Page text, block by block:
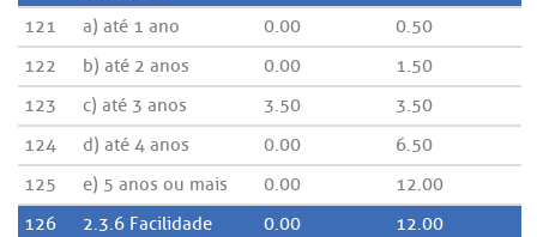
121 a) até 1 ano 0.00
0.50
122
b) até 2 anos 0.00
1.50
123
c) até 3 anos 3.50
3.50
124
d) até 4 anos 0.00
6.50
125
e) 5 anos ou mais 0.00
12.00
126
2.3.6 Facilidade
0.00 12.00